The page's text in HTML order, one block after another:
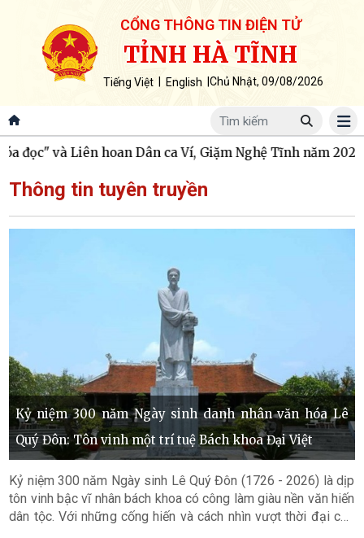
CỔNG THÔNG TIN ĐIỆN TỬ
TỈNH HÀ TĨNH
Tiếng Việt English Chủ Nhật, 09/08/2026
và Liên hoan Dân ca Ví, Giặm Nghệ Tĩnh năm 2026
Thông tin tuyên truyền
Kỷ niệm 300 năm Ngày sinh danh nhân văn hóa Lê
Quý Đôn: Tôn vinh một trí tuệ Bách khoa Đại Việt
Kỷ niệm 300 năm Ngày sinh Lê Quý Đôn (1726 - 2026) là dịp
tôn vinh bậc vĩ nhân bách khoa có công làm giàu nền văn hiến
dân tộc. Với những cống hiến và cách nhìn vượt thời đại của